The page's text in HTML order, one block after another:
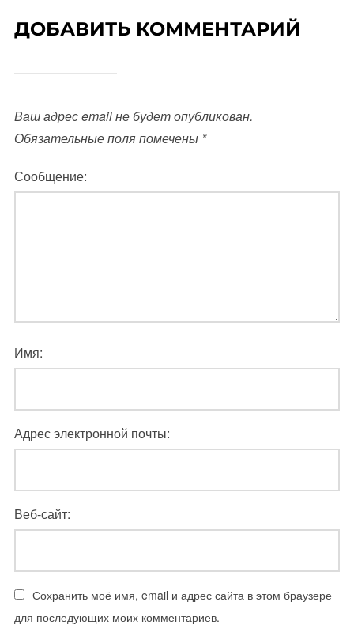
ДОБАВИТЬ КОММЕНТАРИЙ
Ваш адрес email не будет опубликован.
Обязательные поля помечены *
Сообщение:
Имя:
Адрес электронной почты:
Веб-сайт:
Сохранить моё имя, email и адрес сайта в этом браузере
для последующих моих комментариев.